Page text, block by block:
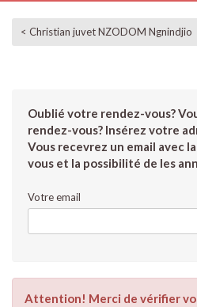
< Christian juvet NZODOM Ngnindjio
Oublié votre rendez-vous?
rendez-vous? Insérez votre
Vous recevrez un email avec
vous et la possibilité de les
Votre email
Attention! Merci de vérifier